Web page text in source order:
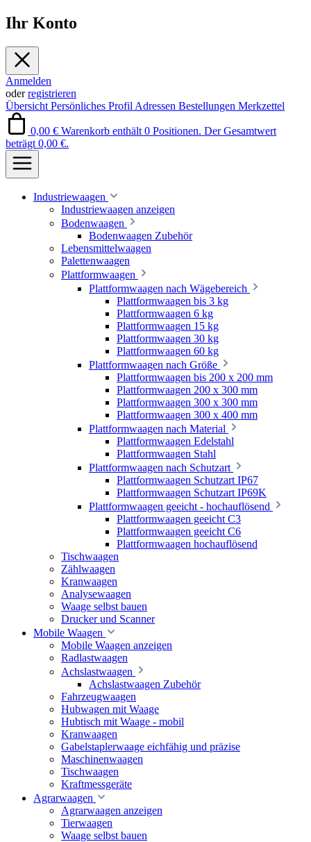
Ihr Konto
Anmelden
oderregistrieren
Übersicht Persönliches Profil Adressen Bestellungen Merkzettel
0,00 € Warenkorb enthält 0 Positionen. Der Gesamtwert
beträgt 0,00 €.
Industriewaagen
Industriewaagen anzeigen
Bodenwaagen
Bodenwaagen Zubehör
Lebensmittelwaagen
Palettenwaagen
Plattformwaagen
Plattformwaagen nach Wägebereich
Plattformwaagen bis 3 kg
Plattformwaagen 6 kg
Plattformwaagen 15 kg
Plattformwaagen 30 kg
Plattformwaagen 60 kg
Plattformwaagen nach Größe
Plattformwaagen bis 200 x 200 mm
Plattformwaagen 200 x 300 mm
Plattformwaagen 300 x 300 mm
Plattformwaagen 300 x 400 mm
Plattformwaagen nach Material
Plattformwaagen Edelstahl
Plattformwaagen Stahl
Plattformwaagen nach Schutzart
Plattformwaagen Schutzart IP67
Plattformwaagen Schutzart IP69K
Plattformwaagen geeicht - hochauflösend
Plattformwaagen geeicht C3
Plattformwaagen geeicht C6
Plattformwaagen hochauflösend
Tischwaagen
Zählwaagen
Kranwaagen
Analysewaagen
Waage selbst bauen
Drucker und Scanner
Mobile Waagen
Mobile Waagen anzeigen
Radlastwaagen
Achslastwaagen
Achslastwaagen Zubehör
Fahrzeugwaagen
Hubwagen mit Waage
Hubtisch mit Waage - mobil
Kranwaagen
Gabelstaplerwaage eichfähig und präzise
Maschinenwaagen
Tischwaagen
Kraftmessgeräte
Agrarwaagen
Agrarwaagen anzeigen
Tierwaagen
Waage selbst bauen